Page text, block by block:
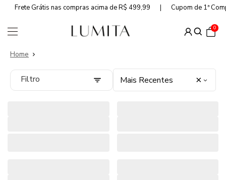
Frete Grátis nas compras acima de R$ 499,99 Cupom de 1ª
0
Home
Filtro Mais Recentes ×